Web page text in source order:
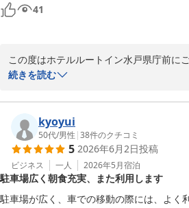
ホテルルートイン水戸県庁前
2026-06-27
41
この度はホテルルートイン水戸県庁前に
がとうございます。
当ホテルでのご滞在に満足いただけたよ
日々、より多くのお客様に快適にお過ご
ス面の向上に努めておりましたので、「
言葉をいただき、大変嬉しく存じます。
今後もご滞在に満足いただけますよう、
ます。お客様のまたのご利用を心よりお
続きを読む
kyoyui
50代/男性 |38件のクチコミ
5 2026年6月2日投稿
ビジネス 一人 2026年5月宿泊
駐車場広く朝食充実、また利用します
駐車場が広く、車での移動の際には、よく